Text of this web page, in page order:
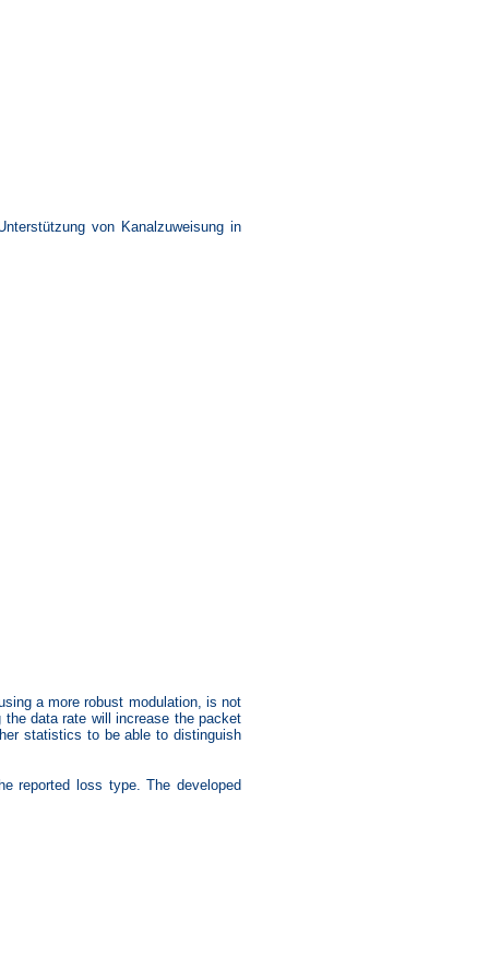
von Kanalzuweisung in
a more robust modulation, is not
data rate will increase the packet
statistics to be able to distinguish
reported loss type. The developed